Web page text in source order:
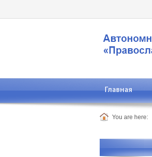
Главная
You are here: